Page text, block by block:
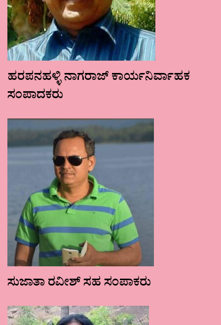
ಹರಪನಹಳ್ಳಿ ನಾಗರಾಜ್ ಕಾರ್ಯನಿರ್ವಾಹಕ
ಸಂಪಾದಕರು
ಸುಜಾತಾ ರವೀಶ್ ಸಹ ಸಂಪಾಕರು